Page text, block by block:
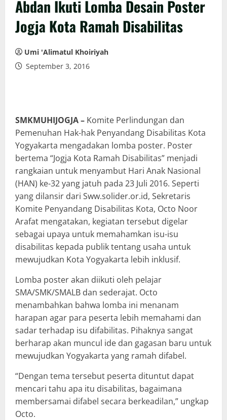
Abdan Ikuti Lomba Desain Poster
Jogja Kota Ramah Disabilitas
Umi 'Alimatul Khoiriyah
September 3, 2016
SMKMUHIJOGJA – Komite Perlindungan dan
Pemenuhan Hak-hak Penyandang Disabilitas Kota
Yogyakarta mengadakan lomba poster. Poster
bertema “Jogja Kota Ramah Disabilitas” menjadi
rangkaian untuk menyambut Hari Anak Nasional
(HAN) ke-32 yang jatuh pada 23 Juli 2016. Seperti
yang dilansir dari Sww.solider.or.id, Sekretaris
Komite Penyandang Disabilitas Kota, Octo Noor
Arafat mengatakan, kegiatan tersebut digelar
sebagai upaya untuk memahamkan isu-isu
disabilitas kepada publik tentang usaha untuk
mewujudkan Kota Yogyakarta lebih inklusif.
Lomba poster akan diikuti oleh pelajar
SMA/SMK/SMALB dan sederajat. Octo
menambahkan bahwa lomba ini menanam
harapan agar para peserta lebih memahami dan
sadar terhadap isu difabilitas. Pihaknya sangat
berharap akan muncul ide dan gagasan baru untuk
mewujudkan Yogyakarta yang ramah difabel.
“Dengan tema tersebut peserta dituntut dapat
mencari tahu apa itu disabilitas, bagaimana
membersamai difabel secara berkeadilan,” ungkap
Octo.